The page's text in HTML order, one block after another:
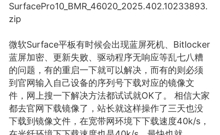
游戏 兴趣 美图
问答 闲谈 官方
SurfacePro10_BMR_46020_2025.402.10233893.
zip
微软Surface平板有时候会出现蓝屏死机、Bitlocker
蓝屏加密、更新失败、驱动程序无响应等乱七八糟
的问题，有的重启一下就可以解决，而有的则必须
到官网输入自己设备的序列号下载对应的镜像文
件，网上搜一下解决方法都试试就OK了。 相信大家
都去官网下载镜像了，站长就这样操作了三天也没
下载到镜像文件，在宽带网环境下下载速度40k/s，